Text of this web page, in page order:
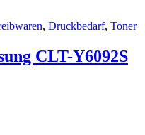
, Druckbedarf, Toner
CLT-Y6092S